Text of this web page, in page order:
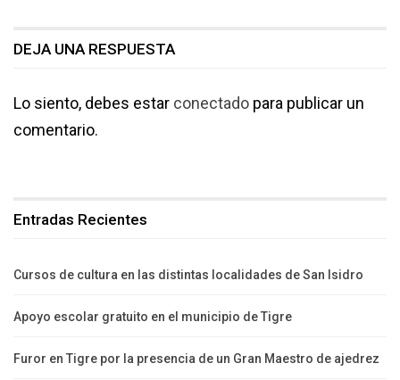
DEJA UNA RESPUESTA
Lo siento, debes estar conectado para publicar un
comentario.
Entradas Recientes
Cursos de cultura en las distintas localidades de San Isidro
Apoyo escolar gratuito en el municipio de Tigre
Furor en Tigre por la presencia de un Gran Maestro de ajedrez